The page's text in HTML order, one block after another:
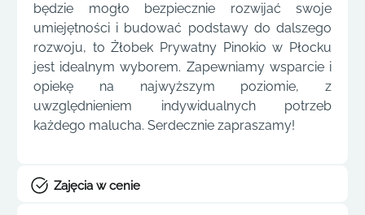
będzie mogło bezpiecznie rozwijać swoje
umiejętności i budować podstawy do dalszego
rozwoju, to Żłobek Prywatny Pinokio w Płocku
jest idealnym wyborem. Zapewniamy wsparcie i
opiekę na najwyższym poziomie, z
uwzględnieniem indywidualnych potrzeb
każdego malucha. Serdecznie zapraszamy!
Zajęcia w cenie